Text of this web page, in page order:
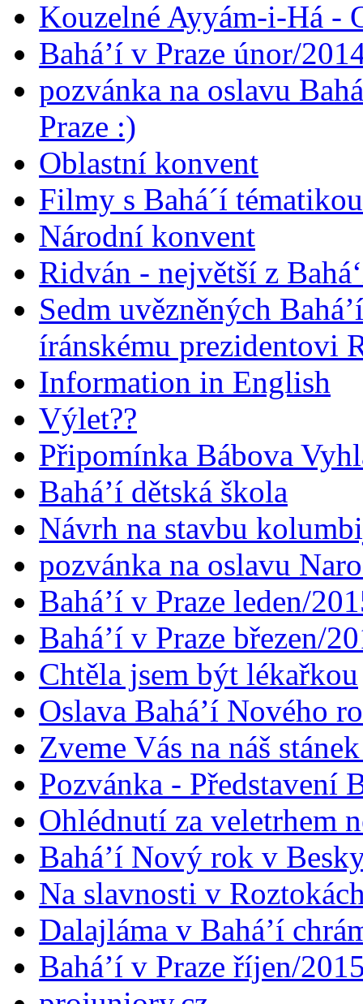
Kouzelné Ayyám-i-Há -
Bahá’í v Praze únor/
pozvánka na oslavu
Praze :)
Oblastní konvent
Filmy s Bahá´í
Národní konvent
Ridván - největší z
Sedm uvězněných
íránskému prezidentovi
Information in English
Výlet??
Připomínka Bábova
Bahá’í dětská škola
Návrh na stavbu
pozvánka na oslavu
Bahá’í v Praze leden/
Bahá’í v Praze březen/
Chtěla jsem být lékařkou
Oslava Bahá’í Nového
Zveme Vás na náš
Pozvánka - Představení
Ohlédnutí za veletrhem
Bahá’í Nový rok v
Na slavnosti v
Dalajláma v Bahá’í
Bahá’í v Praze říjen/